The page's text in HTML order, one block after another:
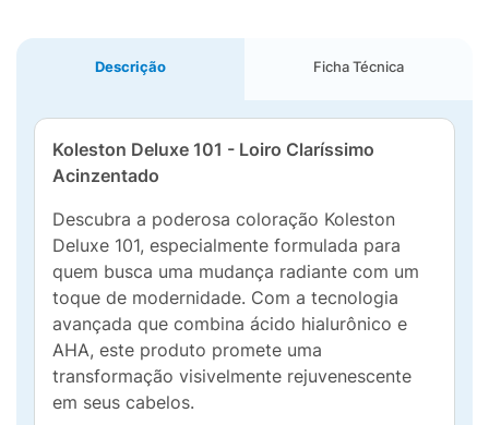
Descrição Ficha Técnica
Koleston Deluxe 101 - Loiro Claríssimo
Acinzentado
Descubra a poderosa coloração Koleston
Deluxe 101, especialmente formulada para
quem busca uma mudança radiante com um
toque de modernidade. Com a tecnologia
avançada que combina ácido hialurônico e
AHA, este produto promete uma
transformação visivelmente rejuvenescente
em seus cabelos.